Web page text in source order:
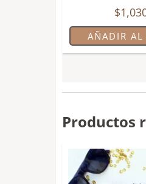
$
AÑADIR AL
Productos